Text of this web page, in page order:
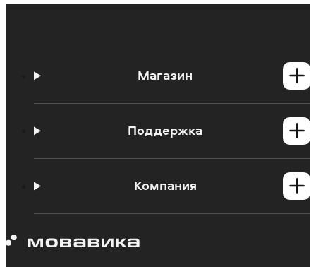
Магазин
Программы для MacПоддержка
Инструкции
Системные требования программ
Компания
Работа в Мовавике